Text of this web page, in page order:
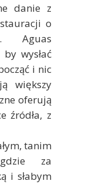
danie z
o
Aguas
wysłać
i nic
większy
oferują
źródła, z
tanim
za
i słabym